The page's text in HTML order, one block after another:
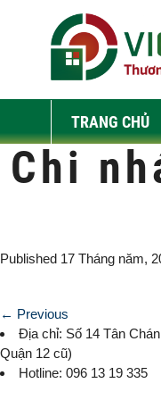
TRANG CHỦ
Chi
Published 17 Tháng năm,
← Previous
Địa chỉ: Số 14 Tân
Quận 12 cũ)
Hotline: 096 13 19 335